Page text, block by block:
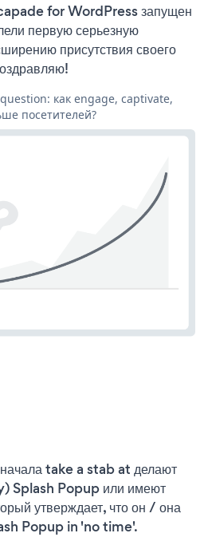
for WordPress запущен
первую серьезную
присутствия своего
как engage, captivate,
посетителей?
take a stab at делают
Splash Popup или имеют
утверждает, что он / она
Popup in 'no time'.